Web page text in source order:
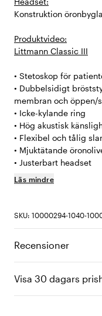
Konstruktion
Produktvideo:
Littmann Classic III
• Stetoskop för
• Dubbelsidigt
membran och öppen/
• Icke-kylande ring
• Hög akustisk
• Flexibel och tålig
• Mjuktätande
• Justerbart headset
Läs mindre
SKU: 10000294-1040-
Recensioner
Visa 30 dagars